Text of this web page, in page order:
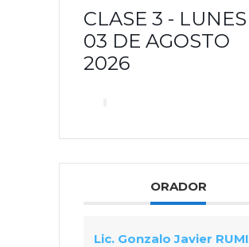
CLASE 3 - LUNES
03 DE AGOSTO
2026
ORADOR
Lic. Gonzalo Javier RUMI